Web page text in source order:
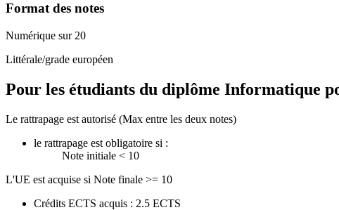
Format des notes
Numérique sur 20
Littérale/grade européen
Pour les étudiants du diplôme Informatique
Le rattrapage est autorisé (Max entre les deux notes)
le rattrapage est obligatoire si :
Note initiale < 10
L'UE est acquise si Note finale >= 10
Crédits ECTS acquis : 2.5 ECTS